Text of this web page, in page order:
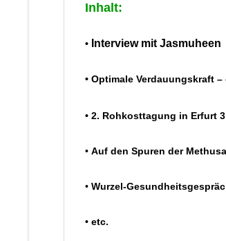
Inhalt:
• Interview mit Jasmuheen
• Optimale Verdauungskraft
• 2. Rohkosttagung in Erfurt
• Auf den Spuren der
• Wurzel-
• etc.